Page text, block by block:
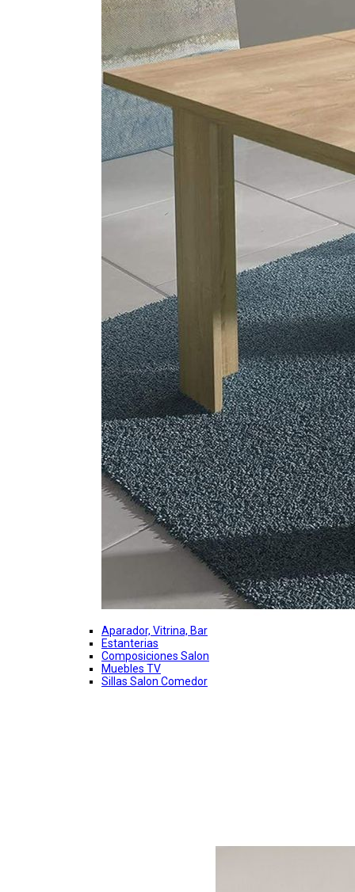
Aparador, Vitrina, Bar
Estanterias
Composiciones Salon
Muebles TV
Sillas Salon Comedor